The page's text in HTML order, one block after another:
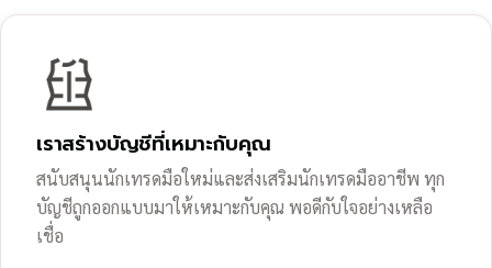
เราสร้างบัญชีที่เหมาะกับคุณ
สนับสนุนนักเทรดมือใหม่และส่งเสริมนักเทรดมืออาชีพ ทุก
บัญชีถูกออกแบบมาให้เหมาะกับคุณ พอดีกับใจอย่างเหลือ
เชื่อ